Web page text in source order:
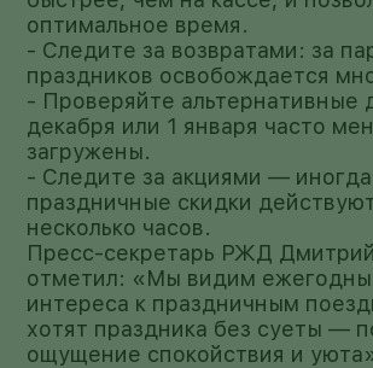
оптимальное время.
- Следите за возвратами: за
праздников освобождается
- Проверяйте альтернативные
декабря или 1 января часто
загружены.
- Следите за акциями — иногда
праздничные скидки
несколько часов.
Пресс-секретарь РЖД
отметил: «Мы видим
интереса к праздничным
хотят праздника без суеты —
ощущение спокойствия и